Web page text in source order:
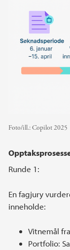
Foto/ill.:Copilot 2025
Runde 1:
En fagjury
inneholde:
Vitnemål
Portfolio: